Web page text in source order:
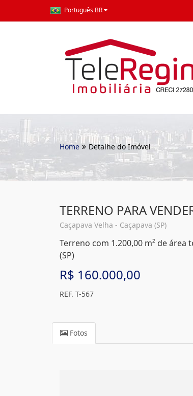
Português BR
Home Detalhe do Imóvel
TERRENO PARA
Caçapava Velha - Caçapava (SP)
Terreno com 1.200,00 m² de área
(SP)
R$ 160.000,00
REF. T-567
Fotos